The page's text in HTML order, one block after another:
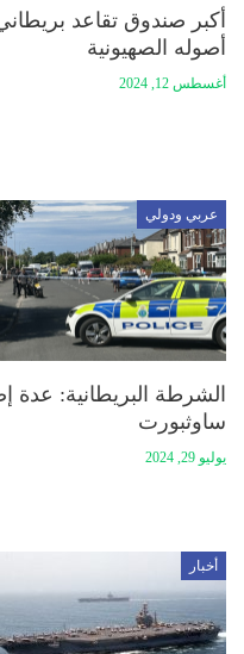
أصوله الصهيونية
أغسطس 12, 2024
عربي ودولي
الشرطة البريطانية:
ساوثبورت
يوليو 29, 2024
أخبار